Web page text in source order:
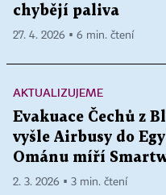
chybějí paliva
27. 4. 2026 ▪ 6 min. čtení
AKTUALIZUJEME
Evakuace Čechů z
vyšle Airbusy do
Ománu míří
2. 3. 2026 ▪ 3 min. čtení